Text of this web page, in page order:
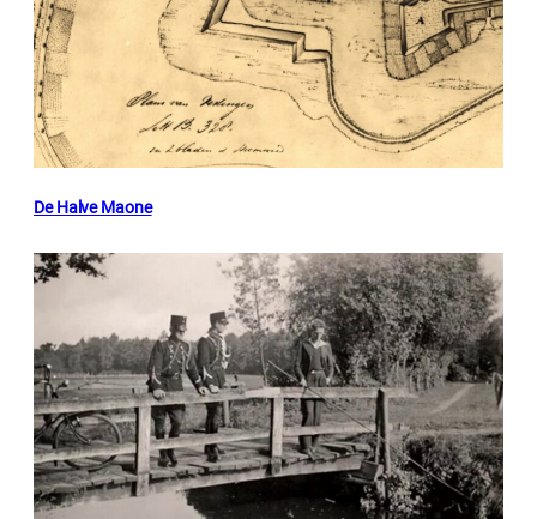
De Halve Maone